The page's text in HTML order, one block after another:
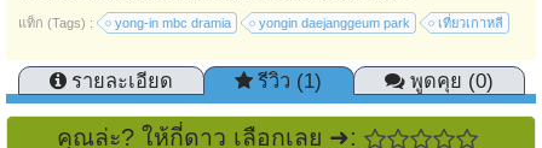
แท็ก (Tags) : yong-in mbc dramia yongin daejanggeum park เที่ยวเกาหลี
รายละเอียด รีวิว (1) พูดคุย (0)
คุณล่ะ? ให้กี่ดาว เลือกเลย ➜: